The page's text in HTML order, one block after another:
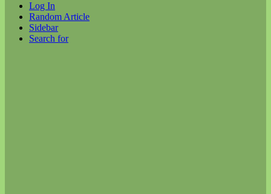
Log In
Random Article
Sidebar
Search for